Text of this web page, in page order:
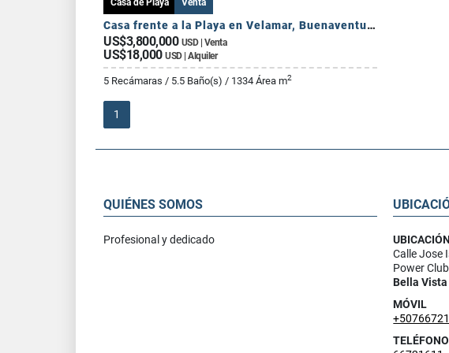
Casa de Playa Venta
Casa frente a la Playa en Velamar, Buenaventura (ID 13393)
US$3,800,000 USD | Venta
US$18,000 USD | Alquiler
5 Recámaras / 5.5 Baño(s) / 1334 Área m2
1
QUIÉNES SOMOS
Profesional y dedicado
UBICACIÓN
Calle Jose
Power
Bella Vista
MÓVIL
TELÉFONO